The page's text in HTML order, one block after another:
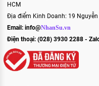
HCM
Địa điểm Kinh Doanh: 19 Nguyễn
Email: info@NhanSu.vn
Điện thoại: (028) 3930 2288 -